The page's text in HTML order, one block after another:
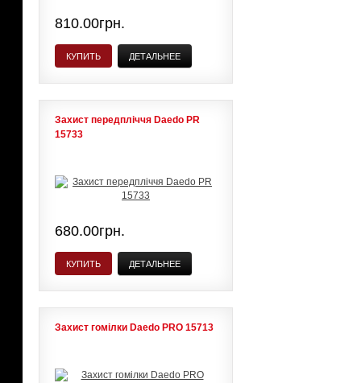
810.00грн.
КУПИТЬ ДЕТАЛЬНЕЕ
Захист передпліччя Daedo PR
15733
680.00грн.
КУПИТЬ ДЕТАЛЬНЕЕ
Захист гомілки Daedo PRO 15713